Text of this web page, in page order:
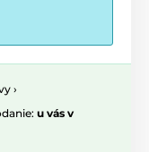
›
u vás v